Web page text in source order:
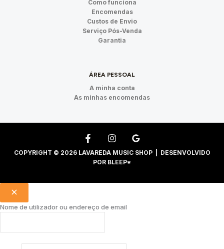
Como funciona
Encomendas
Custos de Envio
Serviço Pós-Venda
Garantia
ÁREA PESSOAL
A minha conta
As minhas encomendas
COPYRIGHT © 2026 LAVAREDA MUSIC SHOP | DESENVOLVIDO
POR BLEEP*
Nome de utilizador ou endereço de email